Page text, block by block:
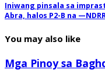
Iniwang pinsala sa
Abra, halos P2-B na
You may also like
Mga Pinoy sa